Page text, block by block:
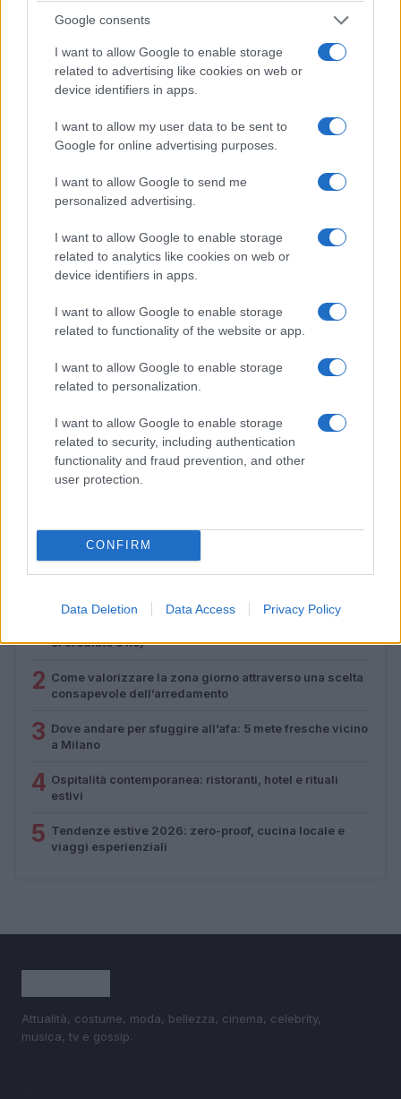
Google consents
I want to allow Google to enable storage
related to advertising like cookies on web or
device identifiers in apps.
I want to allow my user data to be sent to
Google for online advertising purposes.
I want to allow Google to send me
personalized advertising.
I want to allow Google to enable storage
related to analytics like cookies on web or
device identifiers in apps.
I want to allow Google to enable storage
related to functionality of the website or app.
I want to allow Google to enable storage
related to personalization.
I want to allow Google to enable storage
related to security, including authentication
functionality and fraud prevention, and other
user protection.
CONFIRM
Data Deletion Data Access Privacy Policy
Scopri Rocca San Giovanni, il borgo abruzzese tra
Cristian Castiglioni · 8 Ago 2026
Zalando Visionary Award: INSTITUTION di Galib
Gassanoff vince a Copenhagen
ci crediate o no)
2 Come valorizzare la zona giorno attraverso una scelta
consapevole dell’arredamento
3 Dove andare per sfuggire all’afa: 5 mete fresche vicino
a Milano
4 Ospitalità contemporanea: ristoranti, hotel e rituali
estivi
5 Tendenze estive 2026: zero-proof, cucina locale e
viaggi esperienziali
Attualità, costume, moda, bellezza, cinema, celebrity,
musica, tv e gossip.